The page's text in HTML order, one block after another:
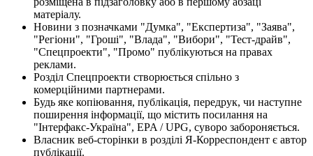
матеріалу.
Новини з позначками "Думка", "Експертиза", "Заява",
"Регіони", "Гроші", "Влада", "Вибори", "Тест-драйв",
"Спецпроекти", "Промо" публікуються на правах
реклами.
Розділ Спецпроекти створюється спільно з
комерційними партнерами.
Будь яке копіювання, публікація, передрук, чи наступне
поширення інформації, що містить посилання на
"Інтерфакс-Україна", EPA / UPG, суворо забороняється.
Власник веб-сторінки в розділі Я-Корреспондент є автор
публікації.